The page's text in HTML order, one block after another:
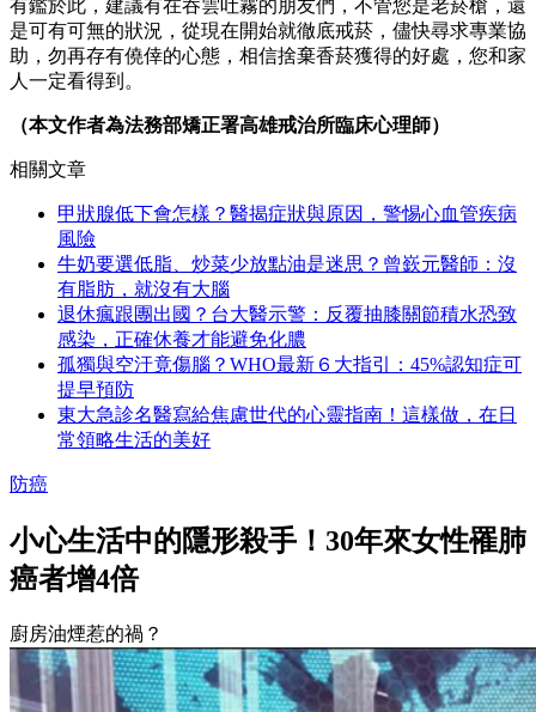
有鑑於此，建議有在吞雲吐霧的朋友們，不管您是老菸槍，還
是可有可無的狀況，從現在開始就徹底戒菸，儘快尋求專業協
助，勿再存有僥倖的心態，相信捨棄香菸獲得的好處，您和家
人一定看得到。
（本文作者為法務部矯正署高雄戒治所臨床心理師）
相關文章
甲狀腺低下會怎樣？醫揭症狀與原因，警惕心血管疾病
風險
牛奶要選低脂、炒菜少放點油是迷思？曾嶔元醫師：沒
有脂肪，就沒有大腦
退休瘋跟團出國？台大醫示警：反覆抽膝關節積水恐致
感染，正確休養才能避免化膿
孤獨與空汙竟傷腦？WHO最新６大指引：45%認知症可
提早預防
東大急診名醫寫給焦慮世代的心靈指南！這樣做，在日
常領略生活的美好
防癌
小心生活中的隱形殺手！30年來女性罹肺
癌者增4倍
廚房油煙惹的禍？